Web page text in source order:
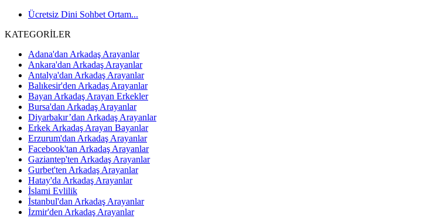
Ücretsiz Dini Sohbet Ortam...
KATEGORİLER
Adana'dan Arkadaş Arayanlar
Ankara'dan Arkadaş Arayanlar
Antalya'dan Arkadaş Arayanlar
Balıkesir'den Arkadaş Arayanlar
Bayan Arkadaş Arayan Erkekler
Bursa'dan Arkadaş Arayanlar
Diyarbakır’dan Arkadaş Arayanlar
Erkek Arkadaş Arayan Bayanlar
Erzurum'dan Arkadaş Arayanlar
Facebook'tan Arkadaş Arayanlar
Gaziantep'ten Arkadaş Arayanlar
Gurbet'ten Arkadaş Arayanlar
Hatay'da Arkadaş Arayanlar
İslami Evlilik
İstanbul'dan Arkadaş Arayanlar
İzmir'den Arkadaş Arayanlar